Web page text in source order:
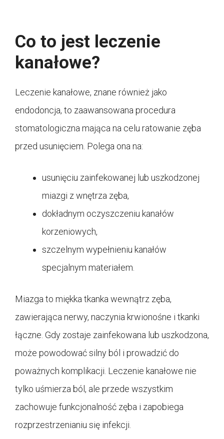
Co to jest leczenie
kanałowe?
Leczenie kanałowe, znane również jako
endodoncja, to zaawansowana procedura
stomatologiczna mająca na celu ratowanie zęba
przed usunięciem. Polega ona na:
usunięciu zainfekowanej lub uszkodzonej
miazgi z wnętrza zęba,
dokładnym oczyszczeniu kanałów
korzeniowych,
szczelnym wypełnieniu kanałów
specjalnym materiałem.
Miazga to miękka tkanka wewnątrz zęba,
zawierająca nerwy, naczynia krwionośne i tkanki
łączne. Gdy zostaje zainfekowana lub uszkodzona,
może powodować silny ból i prowadzić do
poważnych komplikacji. Leczenie kanałowe nie
tylko uśmierza ból, ale przede wszystkim
zachowuje funkcjonalność zęba i zapobiega
rozprzestrzenianiu się infekcji.